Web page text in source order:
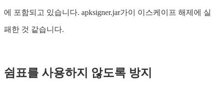
에 포함되고 있습니다. apksigner.jar가이 이스케이프 해제에 실
패한 것 같습니다.
쉼표를 사용하지 않도록 방지